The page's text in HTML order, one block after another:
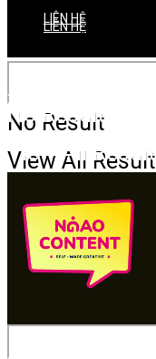
LIÊN HỆ
No Result
View All Result
LIÊN HỆ
No Result
View All Result